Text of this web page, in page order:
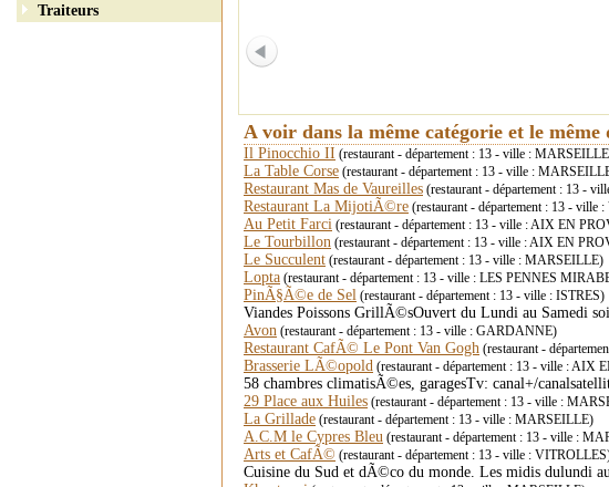
A voir dans la même catégorie et le même
Il Pinocchio II (restaurant - département : 13 - ville :
La Table Corse (restaurant - département : 13 - ville :
Restaurant Mas de Vaureilles (restaurant - département : 13 -
Restaurant La MijotiÃ©re (restaurant - département : 13 - ville
Au Petit Farci (restaurant - département : 13 - ville : AIX EN
Le Tourbillon (restaurant - département : 13 - ville : AIX EN
Le Succulent (restaurant - département : 13 - ville : MARSEILLE)
Lopta (restaurant - département : 13 - ville : LES PENNES
PinÃ§Ã©e de Sel (restaurant - département : 13 - ville : ISTRES)
Viandes Poissons GrillÃ©sOuvert du Lundi au Samedi
Avon (restaurant - département : 13 - ville : GARDANNE)
Restaurant CafÃ© Le Pont Van Gogh (restaurant -
Brasserie LÃ©opold (restaurant - département : 13 - ville : AIX
58 chambres climatisÃ©es, garagesTv: canal+/
29 Place aux Huiles (restaurant - département : 13 - ville :
La Grillade (restaurant - département : 13 - ville : MARSEILLE)
A.C.M le Cypres Bleu (restaurant - département : 13 - ville :
Arts et CafÃ© (restaurant - département : 13 - ville :
Cuisine du Sud et dÃ©co du monde. Les midis dulundi
Traiteurs